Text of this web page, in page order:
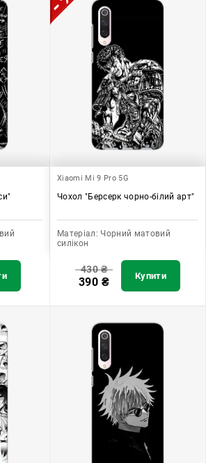
Xiaomi Mi 9 Pro 5G
Чохол "Берсерк чорно-білий арт"
Матеріал: Чорний матовий
силікон
430₴
390 ₴ Купити